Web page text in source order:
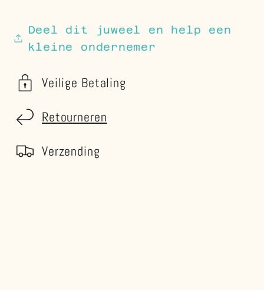
Deel dit juweel en help een
kleine ondernemer
Veilige Betaling
Retourneren
Verzending